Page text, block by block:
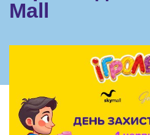
Mall